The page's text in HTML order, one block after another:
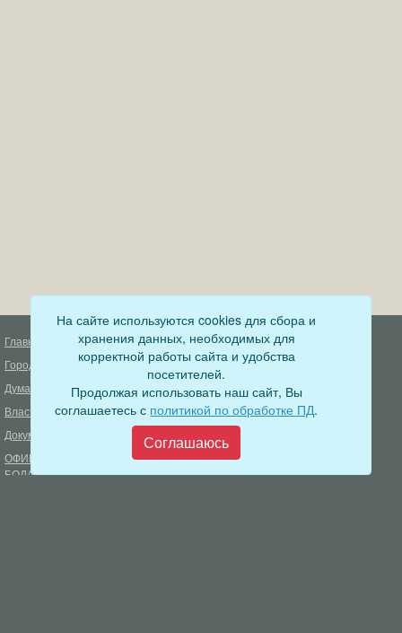
Главная
Город
Дума
Власть
Документы
ОФИЦИАЛЬНЫЙ ВЕСТНИК
БОДАЙБО
Деятельность прокуратуры
Муниципальный контроль
Меры пожарной безопасности
Муниципальные закупки
Формирование комфортной
городской среды
Фонд капитального ремонта
На сайте используются cookies для сбора и
хранения данных, необходимых для
корректной работы сайта и удобства
посетителей.
Продолжая использовать наш сайт, Вы
соглашаетесь с политикой по обработке ПД.
Соглашаюсь